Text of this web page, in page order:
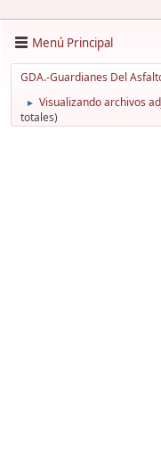
Menú Principal
GDA.-Guardianes Del
► Visualizando archivos
totales)